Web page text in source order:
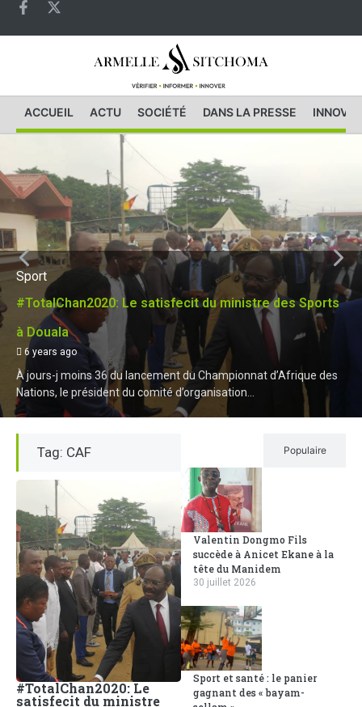
ACCUEIL ACTU SOCIÉTÉ DANS LA PRESSE
Sport
#TotalChan2020: Le satisfecit du ministre des Sports
à Douala
6 years ago
À jours-j moins 36 du lancement du Championnat d’Afrique des
Nations, le président du comité d’organisation...
Tag: CAF
#TotalChan2020: Le
satisfecit du ministre
Populaire
Valentin Dongmo Fils
succède à Anicet Ekane à la
tête du Manidem
30 juillet 2026
Sport et santé : le panier
gagnant des « bayam-